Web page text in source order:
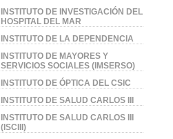
INSTITUTO DE INVESTIGACIÓN DEL
HOSPITAL DEL MAR
INSTITUTO DE LA DEPENDENCIA
INSTITUTO DE MAYORES Y
SERVICIOS SOCIALES (IMSERSO)
INSTITUTO DE ÓPTICA DEL CSIC
INSTITUTO DE SALUD CARLOS III
INSTITUTO DE SALUD CARLOS III
(ISCIII)